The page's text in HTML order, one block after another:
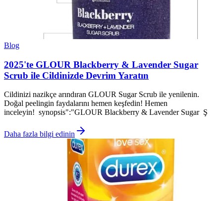
Blog
2025'te GLOUR Blackberry & Lavender Sugar
Scrub ile Cildinizde Devrim Yaratın
Cildinizi nazikçe arındıran GLOUR Sugar Scrub ile yenilenin.
Doğal peelingin faydalarını hemen keşfedin! Hemen
inceleyin! synopsis":"GLOUR Blackberry & Lavender Sugar Ş
Daha fazla bilgi edinin